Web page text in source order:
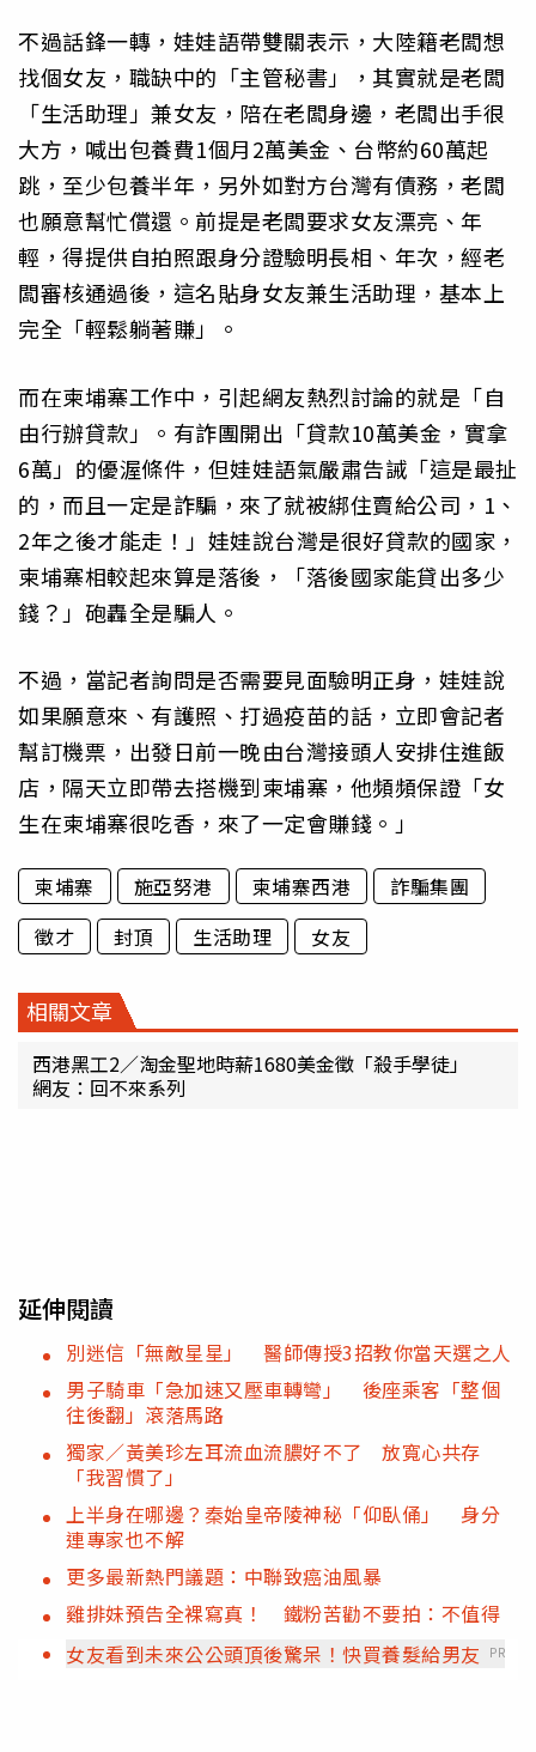
不過話鋒一轉，娃娃語帶雙關表示，大陸籍老闆想
找個女友，職缺中的「主管秘書」，其實就是老闆
「生活助理」兼女友，陪在老闆身邊，老闆出手很
大方，喊出包養費1個月2萬美金、台幣約60萬起
跳，至少包養半年，另外如對方台灣有債務，老闆
也願意幫忙償還。前提是老闆要求女友漂亮、年
輕，得提供自拍照跟身分證驗明長相、年次，經老
闆審核通過後，這名貼身女友兼生活助理，基本上
完全「輕鬆躺著賺」。
而在柬埔寨工作中，引起網友熱烈討論的就是「自
由行辦貸款」。有詐團開出「貸款10萬美金，實拿
6萬」的優渥條件，但娃娃語氣嚴肅告誡「這是最扯
的，而且一定是詐騙，來了就被綁住賣給公司，1、
2年之後才能走！」娃娃說台灣是很好貸款的國家，
柬埔寨相較起來算是落後，「落後國家能貸出多少
錢？」砲轟全是騙人。
不過，當記者詢問是否需要見面驗明正身，娃娃說
如果願意來、有護照、打過疫苗的話，立即會記者
幫訂機票，出發日前一晚由台灣接頭人安排住進飯
店，隔天立即帶去搭機到柬埔寨，他頻頻保證「女
生在柬埔寨很吃香，來了一定會賺錢。」
柬埔寨 施亞努港 柬埔寨西港
詐騙集團
徵才
封頂 生活助理 女友
相關文章
西港黑工2／淘金聖地時薪1680美金徵「殺手學徒」
網友：回不來系列
延伸閱讀
別迷信「無敵星星」 醫師傳授3招教你當天選之人
男子騎車「急加速又壓車轉彎」 後座乘客「整個
往後翻」滾落馬路
獨家／黃美珍左耳流血流膿好不了 放寬心共存
「我習慣了」
上半身在哪邊？秦始皇帝陵神秘「仰臥俑」 身分
連專家也不解
更多最新熱門議題：中聯致癌油風暴
雞排妹預告全裸寫真！ 鐵粉苦勸不要拍：不值得
女友看到未來公公頭頂後驚呆！快買養髮給男友
PR